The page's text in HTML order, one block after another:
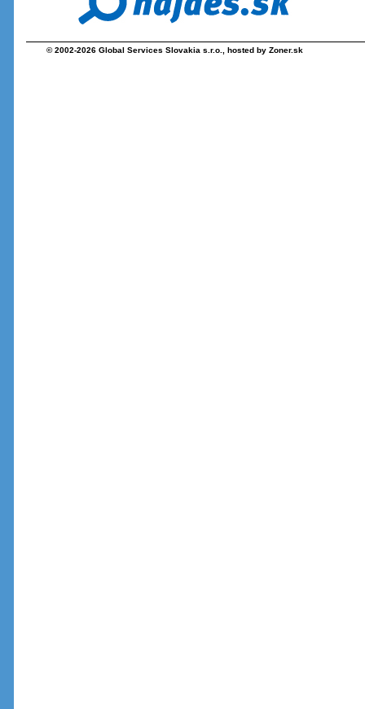
© 2002-2026 Global Services Slovakia s.r.o. , hosted by Zoner.sk